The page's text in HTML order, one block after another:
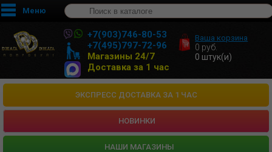
Меню
+7(903)746-80-53
+7(495)797-72-96
Магазины 24/7
Доставка за 1 час
Ваша корзина
0 руб.
0 штук(и)
ЭКСПРЕСС ДОСТАВКА ЗА 1 ЧАС
НОВИНКИ
HАШИ МАГАЗИНЫ